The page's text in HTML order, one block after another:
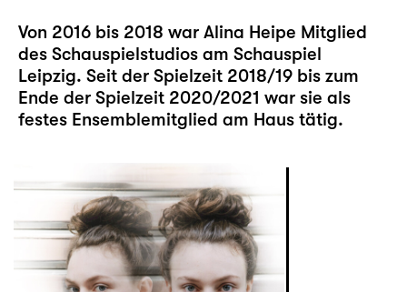
Von 2016 bis 2018 war Alina Heipe Mitglied
des Schauspielstudios am Schauspiel
Leipzig. Seit der Spielzeit 2018/19 bis zum
Ende der Spielzeit 2020/2021 war sie als
festes Ensemblemitglied am Haus tätig.